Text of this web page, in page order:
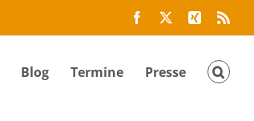
Facebook
TwitterXing
Blog Termine Presse